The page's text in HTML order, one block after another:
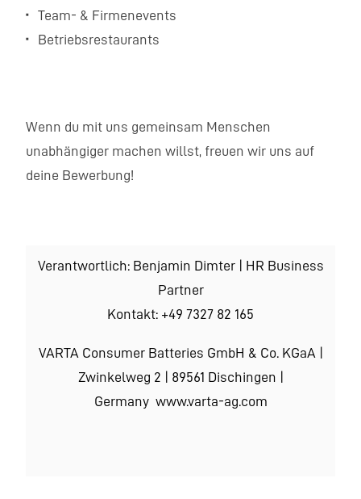
Team- & Firmenevents
Betriebsrestaurants
Wenn du mit uns gemeinsam Menschen
unabhängiger machen willst, freuen wir uns auf
deine Bewerbung!
Verantwortlich: Benjamin Dimter | HR Business
Partner
Kontakt: +49 7327 82 165
VARTA Consumer Batteries GmbH & Co. KGaA |
Zwinkelweg 2 | 89561 Dischingen |
Germany www.varta-ag.com